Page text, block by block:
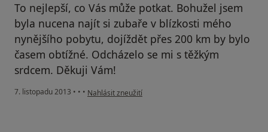
To nejlepší, co Vás může potkat. Bohužel jsem
byla nucena najít si zubaře v blízkosti mého
nynějšího pobytu, dojíždět přes 200 km by bylo
časem obtížné. Odcházelo se mi s těžkým
srdcem. Děkuji Vám!
7. listopadu 2013 • • • podle názoru uživatele Váš účet byl odstraněn
Nahlásit zneužití